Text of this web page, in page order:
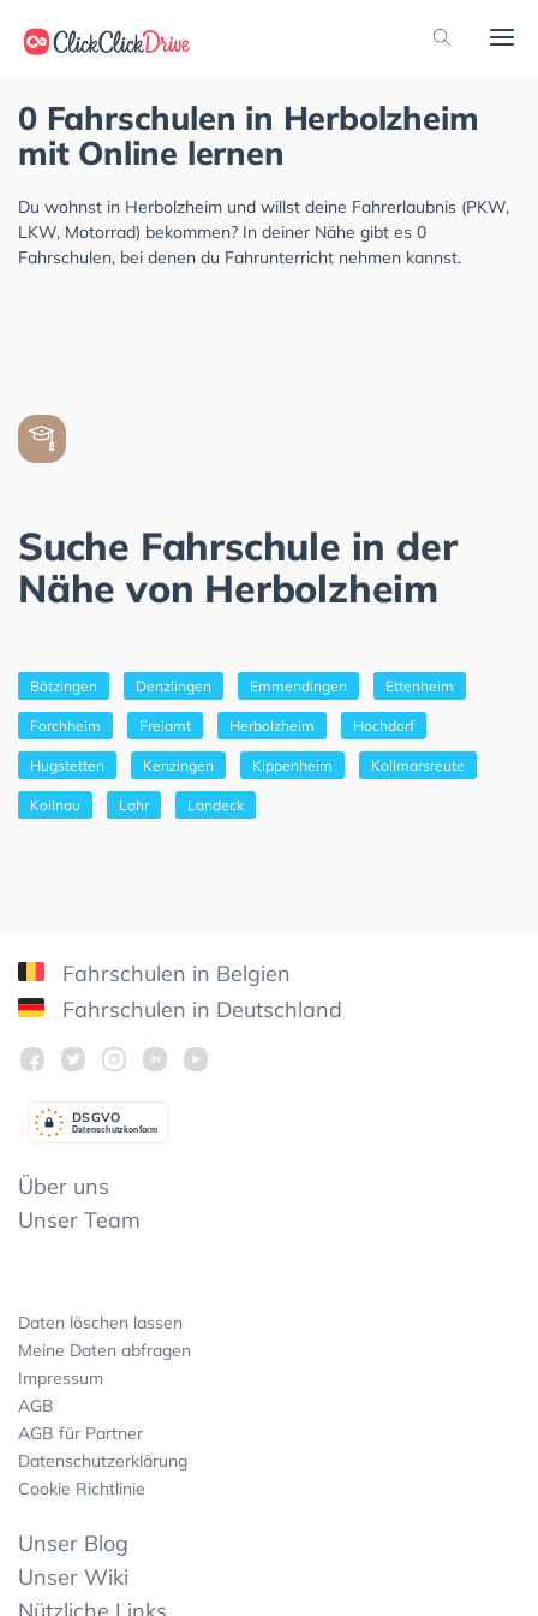
0 Fahrschulen in Herbolzheim
mit Online lernen
Du wohnst in Herbolzheim und willst deine Fahrerlaubnis (PKW,
LKW, Motorrad) bekommen? In deiner Nähe gibt es 0
Fahrschulen, bei denen du Fahrunterricht nehmen kannst.
Suche Fahrschule in der
Nähe von Herbolzheim
Bötzingen Denzlingen Emmendingen Ettenheim
Forchheim Freiamt Herbolzheim Hochdorf
Hugstetten Kenzingen Kippenheim Kollmarsreute
Kollnau Lahr Landeck
Fahrschulen in Belgien
Fahrschulen in Deutschland
Datenschutzkonform
DSGVO
Über uns
Unser Team
Daten löschen lassen
Meine Daten abfragen
Impressum
AGB
AGB für Partner
Datenschutzerklärung
Cookie Richtlinie
Unser Blog
Unser Wiki